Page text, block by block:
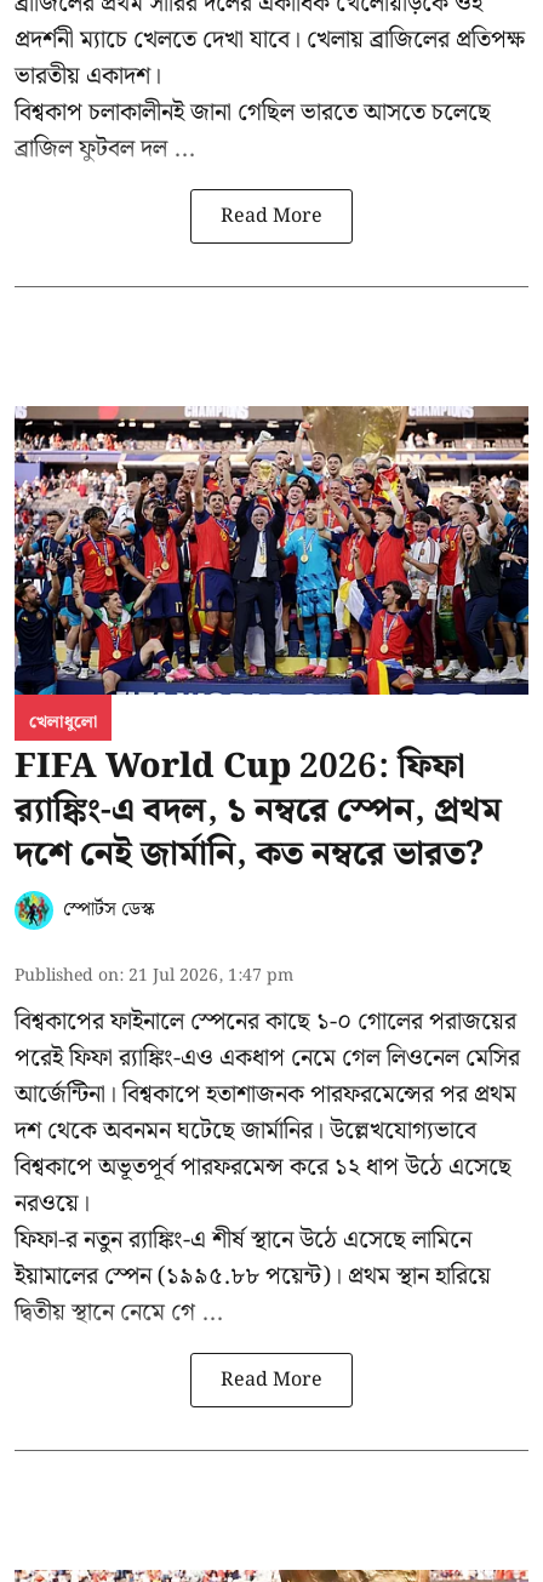
প্রদর্শনী ম্যাচে খেলতে দেখা যাবে। খেলায় ব্রাজিলের প্রতিপক্ষ
ভারতীয় একাদশ।
বিশ্বকাপ চলাকালীনই জানা গেছিল ভারতে আসতে চলেছে
ব্রাজিল ফুটবল দল ...
Read More
খেলাধুলো
FIFA World Cup 2026: ফিফা
র‍্যাঙ্কিং-এ বদল, ১ নম্বরে স্পেন, প্রথম
দশে নেই জার্মানি, কত নম্বরে ভারত?
স্পোর্টস ডেস্ক
Published on: 21 Jul 2026, 1:47 pm
বিশ্বকাপের ফাইনালে স্পেনের কাছে ১-০ গোলের পরাজয়ের
পরেই ফিফা র‍্যাঙ্কিং-এও একধাপ নেমে গেল লিওনেল মেসির
আর্জেন্টিনা। বিশ্বকাপে হতাশাজনক পারফরমেন্সের পর প্রথম
দশ থেকে অবনমন ঘটেছে জার্মানির। উল্লেখযোগ্যভাবে
বিশ্বকাপে অভূতপূর্ব পারফরমেন্স করে ১২ ধাপ উঠে এসেছে
নরওয়ে।
ফিফা-র নতুন র‍্যাঙ্কিং-এ শীর্ষ স্থানে উঠে এসেছে লামিনে
ইয়ামালের স্পেন (১৯৯৫.৮৮ পয়েন্ট)। প্রথম স্থান হারিয়ে
দ্বিতীয় স্থানে নেমে গে ...
Read More